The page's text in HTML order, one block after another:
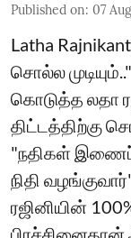
Published on: 07
Latha
சொல்ல
கொடுத்த லதா
திட்டத்திற்கு
"நதிகள்
நிதி
ரஜினியின்